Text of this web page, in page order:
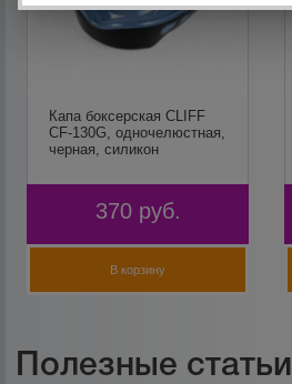
Капа боксерская CLIFF
CF-130G, одночелюстная,
черная, силикон
370 руб.
В корзину
Полезные статьи